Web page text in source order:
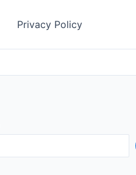
Privacy Policy